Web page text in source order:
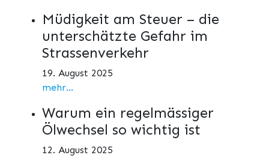
Müdigkeit am Steuer – die
unterschätzte Gefahr im
Strassenverkehr
19. August 2025
mehr...
Warum ein regelmässiger
Ölwechsel so wichtig ist
12. August 2025